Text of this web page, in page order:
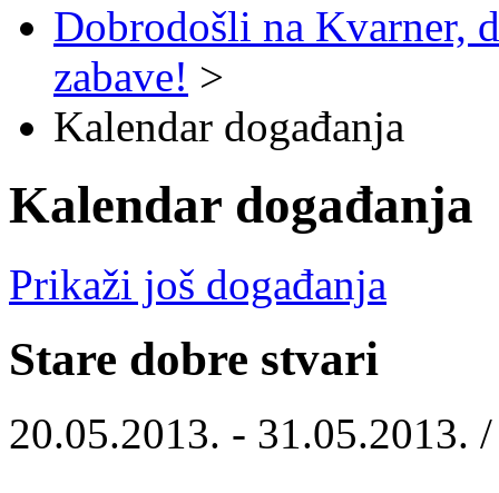
Dobrodošli na Kvarner,
zabave! >
Kalendar događanja
Kalendar događanja
Prikaži još događanja
Stare dobre stvari
20.05.2013. - 31.05.2013.